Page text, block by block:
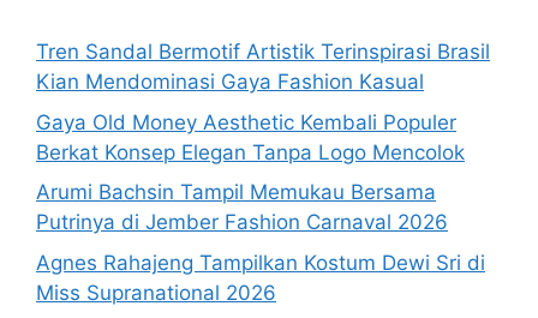
Tren Sandal Bermotif Artistik Terinspirasi Brasil
Kian Mendominasi Gaya Fashion Kasual
Gaya Old Money Aesthetic Kembali Populer
Berkat Konsep Elegan Tanpa Logo Mencolok
Arumi Bachsin Tampil Memukau Bersama
Putrinya di Jember Fashion Carnaval 2026
Agnes Rahajeng Tampilkan Kostum Dewi Sri di
Miss Supranational 2026